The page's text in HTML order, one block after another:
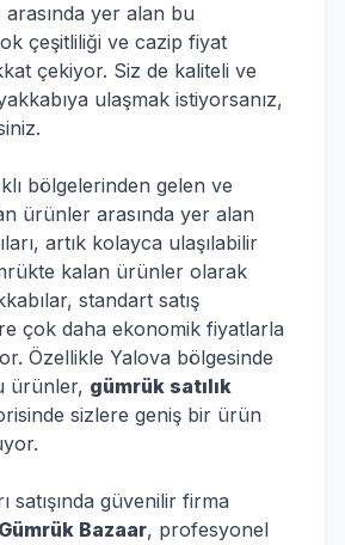
yer alan bu
çeşitliliği ve cazip fiyat
çekiyor. Siz de kaliteli ve
ulaşmak istiyorsanız,
bölgelerinden gelen ve
ürünler arasında yer alan
artık kolayca ulaşılabilir
kalan ürünler olarak
standart satış
çok daha ekonomik fiyatlarla
Özellikle Yalova bölgesinde
ürünler, gümrük satılık
sizlere geniş bir ürün
satışında güvenilir firma
Gümrük Bazaar, profesyonel